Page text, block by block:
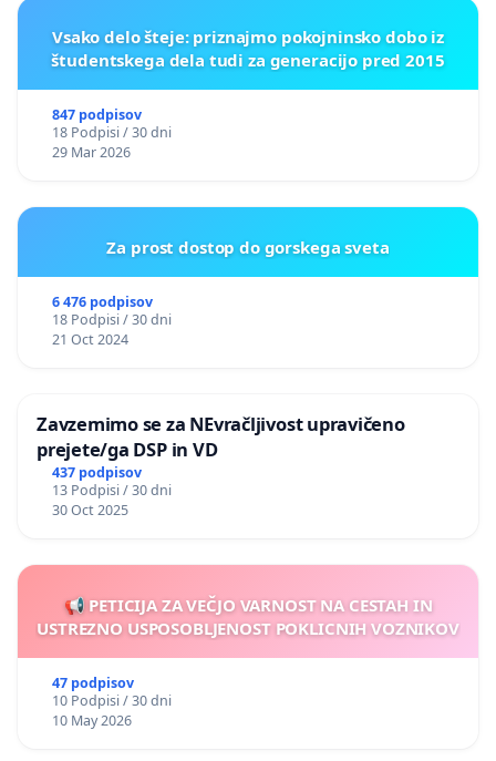
Vsako delo šteje: priznajmo pokojninsko dobo iz
študentskega dela tudi za generacijo pred 2015
847 podpisov
18 Podpisi / 30 dni
29 Mar 2026
Za prost dostop do gorskega sveta
6 476 podpisov
18 Podpisi / 30 dni
21 Oct 2024
Zavzemimo se za NEvračljivost upravičeno
prejete/ga DSP in VD
437 podpisov
13 Podpisi / 30 dni
30 Oct 2025
📢 PETICIJA ZA VEČJO VARNOST NA CESTAH IN
USTREZNO USPOSOBLJENOST POKLICNIH VOZNIKOV
47 podpisov
10 Podpisi / 30 dni
10 May 2026